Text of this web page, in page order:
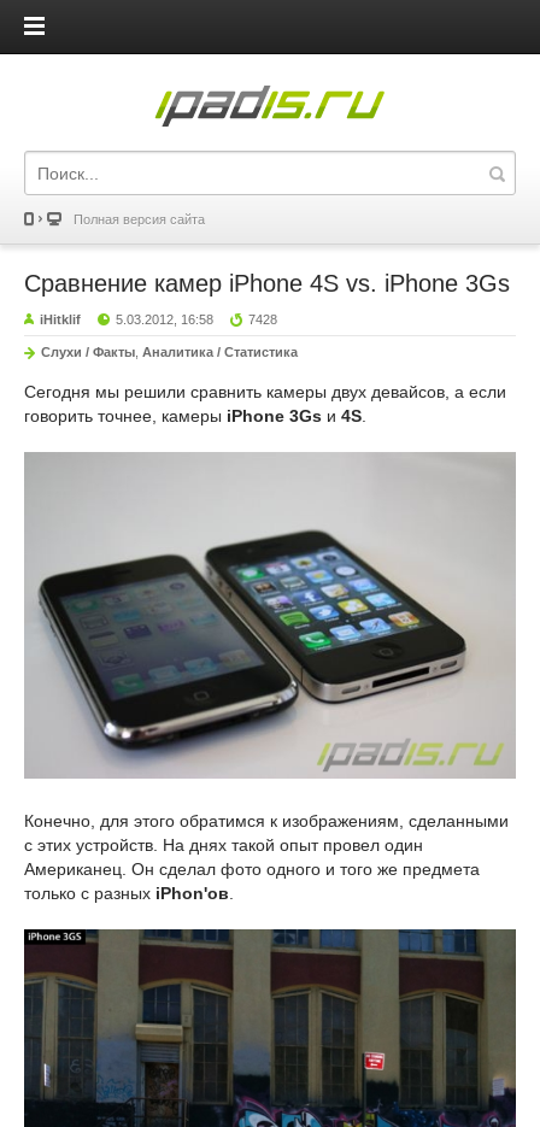
iPadis.ru
Полная версия сайта
Сравнение камер iPhone 4S vs. iPhone 3Gs
iHitklif 5.03.2012, 16:58 7428
Слухи / Факты Аналитика / Статистика
Сегодня мы решили сравнить камеры двух девайсов, а если
говорить точнее, камеры iPhone 3Gs и 4S
Конечно, для этого обратимся к изображениям, сделанными
с этих устройств. На днях такой опыт провел один
Американец. Он сделал фото одного и того же предмета
только с разных iPhon'ов